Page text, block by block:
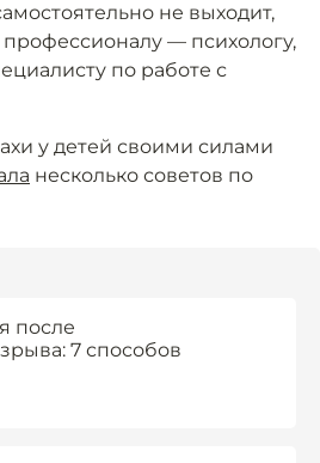
не выходит,
профессионалу — психологу,
по работе с
у детей своими силами
несколько советов по
после
7 способов